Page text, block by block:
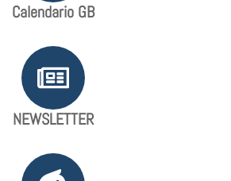
Calendario GB
NEWSLETTER